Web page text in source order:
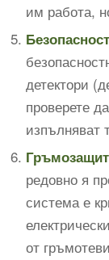
им работа,
детектори
проверете
изпълняват
редовно я
система е
от